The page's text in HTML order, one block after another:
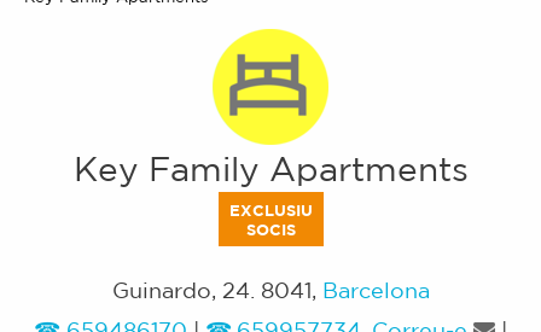
Key Family Apartments
EXCLUSIU
SOCIS
Guinardo, 24 8041 Barcelona